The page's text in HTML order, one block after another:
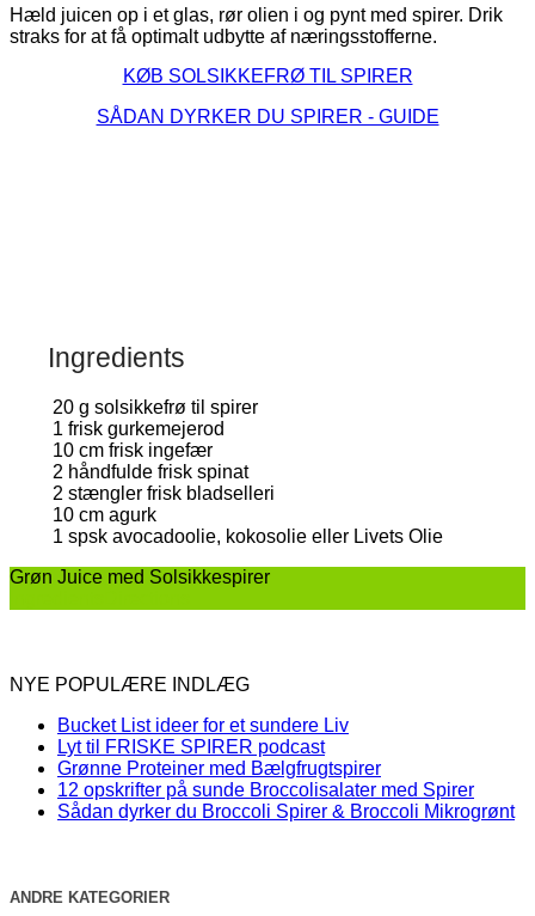
Hæld juicen op i et glas, rør olien i og pynt med spirer. Drik
straks for at få optimalt udbytte af næringsstofferne.
KØB SOLSIKKEFRØ TIL SPIRER
SÅDAN DYRKER DU SPIRER - GUIDE
Ingredients
20 g solsikkefrø til spirer
1 frisk gurkemejerod
10 cm frisk ingefær
2 håndfulde frisk spinat
2 stængler frisk bladselleri
10 cm agurk
1 spsk avocadoolie, kokosolie eller Livets Olie
Grøn Juice med Solsikkespirer
NYE POPULÆRE INDLÆG
Bucket List ideer for et sundere Liv
Lyt til FRISKE SPIRER podcast
Grønne Proteiner med Bælgfrugtspirer
12 opskrifter på sunde Broccolisalater med Spirer
Sådan dyrker du Broccoli Spirer & Broccoli Mikrogrønt
ANDRE KATEGORIER